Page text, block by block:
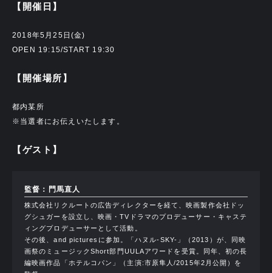
【開催日】
2018年5月25日(金)
OPEN 19:15/START 19:30
【開催場所】
都内某所
※当選者にお伝えいたします。
【ゲスト】
監督：門馬直人
株式会社リクルートの広告ディレクターを経て、映画製作会社ドッ
グシュガーを設立し、映画・TVドラマのプロデューサー・キャステ
ィングプロデューサーとして活動。
その後、and picturesに参加。「ハヌル-SKY-」（2013）が、同映
画祭のミュージックShort部門UULAアワードを受賞。同年、初の長
編映画作品「ホテルコパン」（主演:市原隼人/2015年2月公開）を